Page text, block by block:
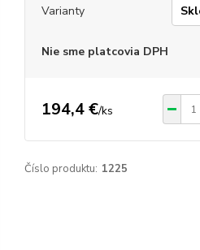
Varianty
Nie sme platcovia DPH
194,4 €/ks
Číslo produktu: 1225